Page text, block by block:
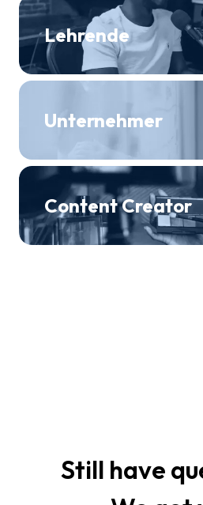
Lehrende
Unternehmer
Content Creator
Still have